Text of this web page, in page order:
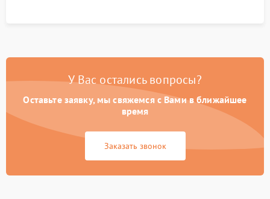
У Вас остались вопросы?
Оставьте заявку, мы свяжемся с Вами в ближайшее
время
Заказать звонок